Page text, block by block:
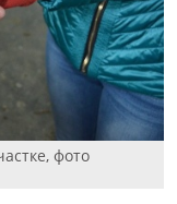
фото